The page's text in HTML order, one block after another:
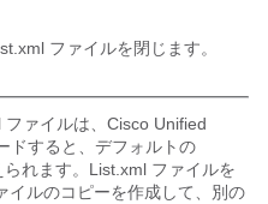
ファイルを閉じます。
ァイルは、Cisco Unified
ドすると、デフォルトの
れます。List.xml ファイルを
イルのコピーを作成して、別の